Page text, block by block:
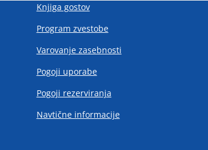
Knjiga gostov
Program zvestobe
Varovanje zasebnosti
Pogoji uporabe
Pogoji rezerviranja
Navtične informacije